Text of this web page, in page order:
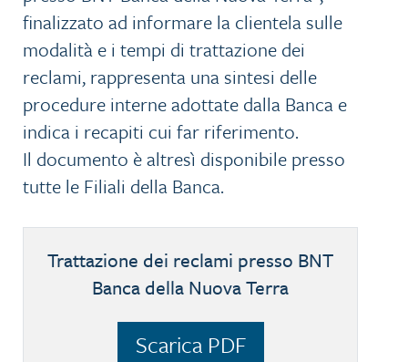
finalizzato ad informare la clientela sulle
modalità e i tempi di trattazione dei
reclami, rappresenta una sintesi delle
procedure interne adottate dalla Banca e
indica i recapiti cui far riferimento.
Il documento è altresì disponibile presso
tutte le Filiali della Banca.
Trattazione dei reclami presso BNT
Banca della Nuova Terra
Scarica PDF